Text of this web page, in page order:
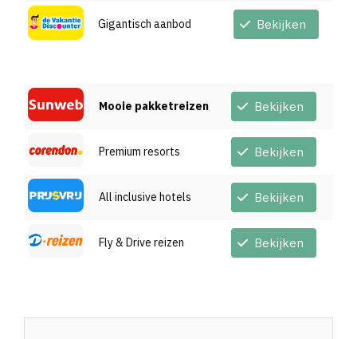
Gigantisch aanbod Bekijken
Mooie pakketreizen Bekijken
Premium resorts Bekijken
All inclusive hotels Bekijken
Fly & Drive reizen Bekijken